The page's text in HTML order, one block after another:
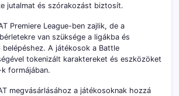
jutalmat és szórakozást biztosít.
Premiere League-ben zajlik, de a
bérletekre van szüksége a ligákba és
belépéshez. A játékosok a Battle
tokenizált karaktereket és eszközöket
formájában.
megvásárlásához a játékosoknak hozzá